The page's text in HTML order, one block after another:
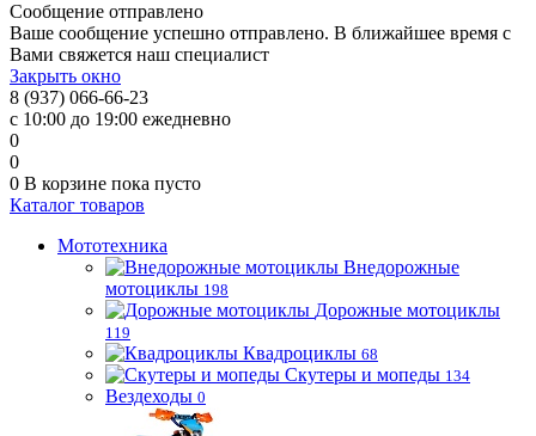
Сообщение отправлено
Ваше сообщение успешно отправлено. В ближайшее время с
Вами свяжется наш специалист
Закрыть окно
8 (937) 066-66-23
с 10:00 до 19:00 ежедневно
0
0
0 В корзине пока пусто
Каталог товаров
Мототехника
Внедорожные
мотоциклы 198
Дорожные мотоциклы
119
Квадроциклы 68
Скутеры и мопеды 134
Вездеходы 0